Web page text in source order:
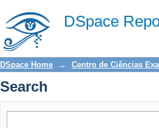
DSpace
Search
DSpace Home → Centro de Ciências
Search